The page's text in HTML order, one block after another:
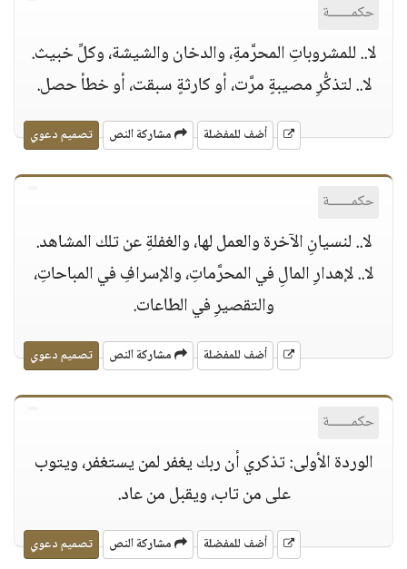
حكمــــــة
لا.. للمشروباتِ المحرَّمةِ، والدخان والشيشة، وكلِّ خبيث.
لا.. لتذكُّرِ مصيبةٍ مرَّت، أو كارثةٍ سبقت، أو خطأ حصل.
أضف للمفضلة مشاركة النص تصميم دعوي
حكمــــــة
لا.. لنسيانِ الآخرة والعمل لها، والغفلةِ عن تلك المشاهد.
لا.. لإهدارِ المالِ في المحرَّماتِ، والإسرافِ في المباحاتِ،
والتقصيرِ في الطاعات.
أضف للمفضلة مشاركة النص تصميم دعوي
حكمــــــة
الوردة الأولى: تذكري أن ربك يغفر لمن يستغفر، ويتوب
على من تاب، ويقبل من عاد.
أضف للمفضلة مشاركة النص تصميم دعوي